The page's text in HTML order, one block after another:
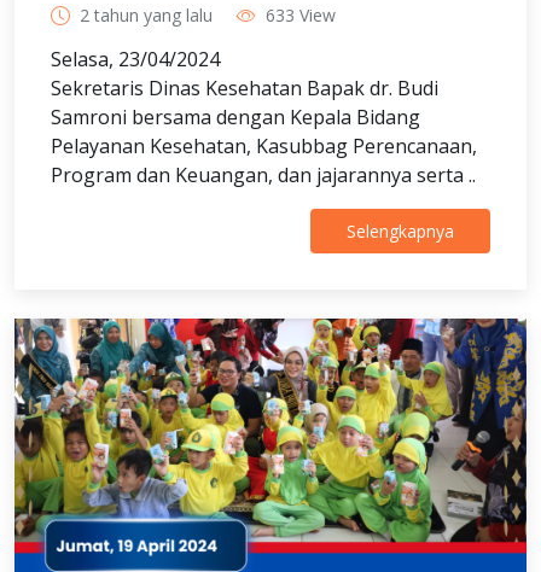
2 tahun yang lalu 633 View
Selasa, 23/04/2024
Sekretaris Dinas Kesehatan Bapak dr. Budi
Samroni bersama dengan Kepala Bidang
Pelayanan Kesehatan, Kasubbag Perencanaan,
Program dan Keuangan, dan jajarannya serta ..
Selengkapnya